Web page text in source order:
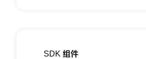
SDK 组件